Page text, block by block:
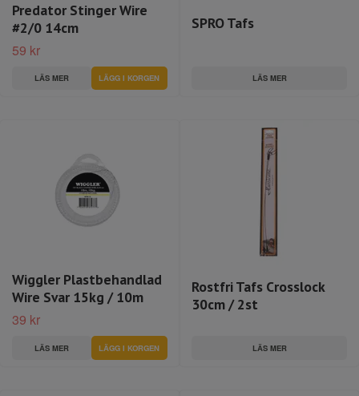
Predator Stinger Wire
#2/0 14cm
59 kr
LÄS MER
SPRO Tafs
LÄS MER
Wiggler Plastbehandlad
Wire Svar 15kg / 10m
39 kr
LÄS MER
Rostfri Tafs Crosslock
30cm / 2st
LÄS MER